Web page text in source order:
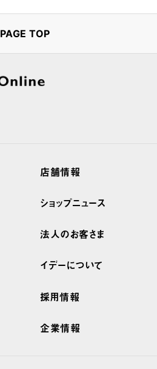
PAGE TOP
店舗情報
ショップニュース
法人のお客さま
イデーについて
採用情報
企業情報